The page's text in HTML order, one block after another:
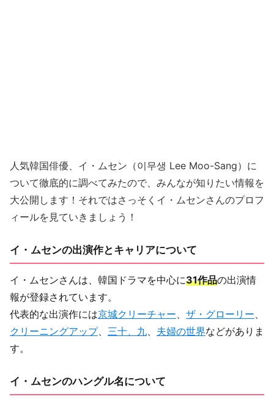
人気韓国俳優、イ・ムセン（이무생 Lee Moo-Sang）に
ついて徹底的に調べてみたので、みんなが知りたい情報を
大公開します！それではさっそくイ・ムセンさんのプロフ
ィールを見ていきましょう！
イ・ムセンの出演作とキャリアについて
イ・ムセンさんは、韓国ドラマを中心に31作品の出演情
報が登録されています。
代表的な出演作には京城クリーチャー、 ザ・グローリー、
クリーニングアップ、 三十、九、 夫婦の世界などがありま
す。
イ・ムセンのハングル名について